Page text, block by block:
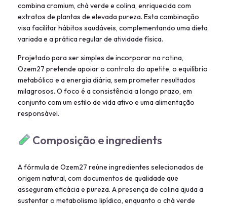
combina cromium, chá verde e colina, enriquecida com
extratos de plantas de elevada pureza. Esta combinação
visa facilitar hábitos saudáveis, complementando uma dieta
variada e a prática regular de atividade física.
Projetado para ser simples de incorporar na rotina,
Ozem27 pretende apoiar o controlo do apetite, o equilíbrio
metabólico e a energia diária, sem prometer resultados
milagrosos. O foco é a consistência a longo prazo, em
conjunto com um estilo de vida ativo e uma alimentação
responsável.
Composição e ingredients
A fórmula de Ozem27 reúne ingredientes selecionados de
origem natural, com documentos de qualidade que
asseguram eficácia e pureza. A presença de colina ajuda a
sustentar o metabolismo lipídico, enquanto o chá verde